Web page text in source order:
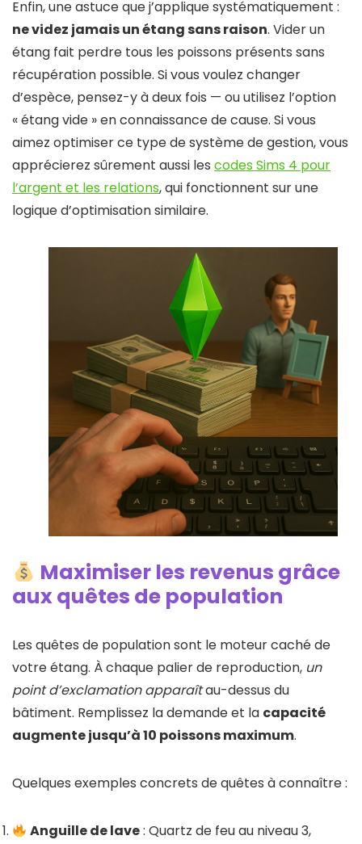
Enfin, une astuce que j’applique systématiquement :
ne videz jamais un étang sans raison. Vider un
étang fait perdre tous les poissons présents sans
récupération possible. Si vous voulez changer
d’espèce, pensez-y à deux fois — ou utilisez l’option
« étang vide » en connaissance de cause. Si vous
aimez optimiser ce type de système de gestion, vous
apprécierez sûrement aussi les codes Sims 4 pour
l’argent et les relations, qui fonctionnent sur une
logique d’optimisation similaire.
Maximiser les revenus grâce
aux quêtes de population
Les quêtes de population sont le moteur caché de
votre étang. À chaque palier de reproduction, un
point d’exclamation apparaîtau-dessus du
bâtiment. Remplissez la demande et la capacité
augmente jusqu’à 10 poissons maximum.
Quelques exemples concrets de quêtes à connaître :
Anguille de lave: Quartz de feu au niveau 3,